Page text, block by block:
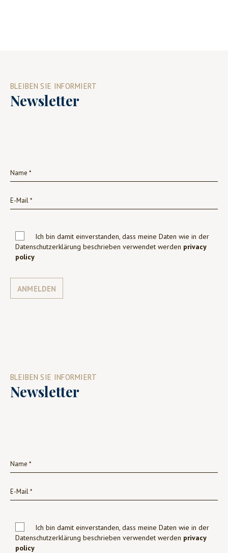
BLEIBEN SIE INFORMIERT
Newsletter
Ich bin damit einverstanden, dass meine Daten wie in der
Datenschutzerklärung beschrieben verwendet werden privacy
policy
ANMELDEN
BLEIBEN SIE INFORMIERT
Newsletter
Ich bin damit einverstanden, dass meine Daten wie in der
Datenschutzerklärung beschrieben verwendet werden privacy
policy